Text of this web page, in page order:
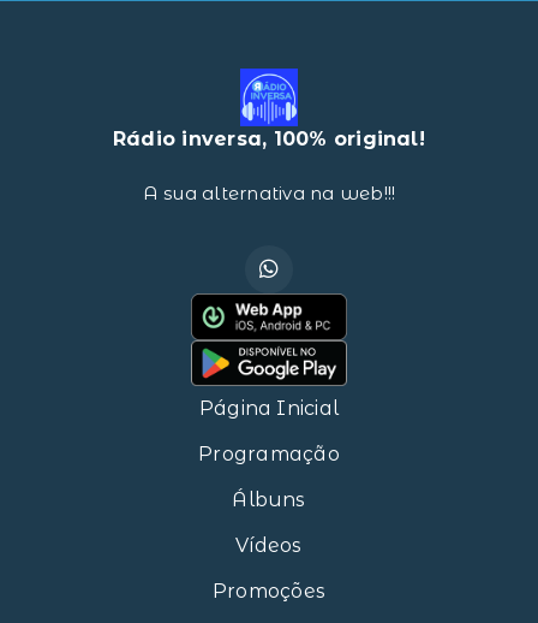
Rádio inversa, 100% original!
A sua alternativa na web!!!
Página Inicial
Programação
Álbuns
Vídeos
Promoções